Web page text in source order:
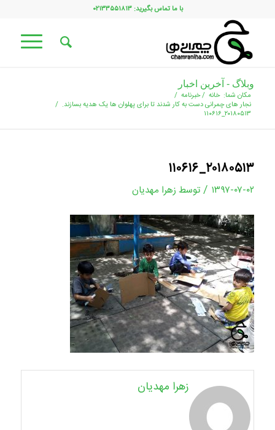
با ما تماس بگیرید: ۰۲۱۳۳۵۵۱۸۱۳
وبلاگ - آخرین اخبار
مکان شما: خانه /خبرنامه /
نجار های چمرانی دست به کار شدند تا برای پهلوان ها یک هدیه بسازند. /
۲۰۱۸۰۵۱۳_۱۱۰۶۱۶
۲۰۱۸۰۵۱۳_۱۱۰۶۱۶
۱۳۹۷-۰۷-۰۲ / توسط زهرا مهدیان
زهرا مهدیان